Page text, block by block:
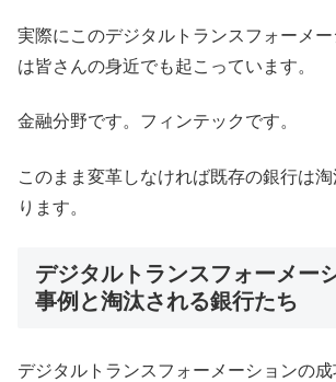
実際にこのデジタルトランスフォーメ
は皆さんの身近でも起こっています。
金融分野です。フィンテックです。
このまま変革しなければ既存の銀行は
ります。
デジタルトランスフォーメー
事例と淘汰される銀行たち
デジタルトランスフォーメーションの